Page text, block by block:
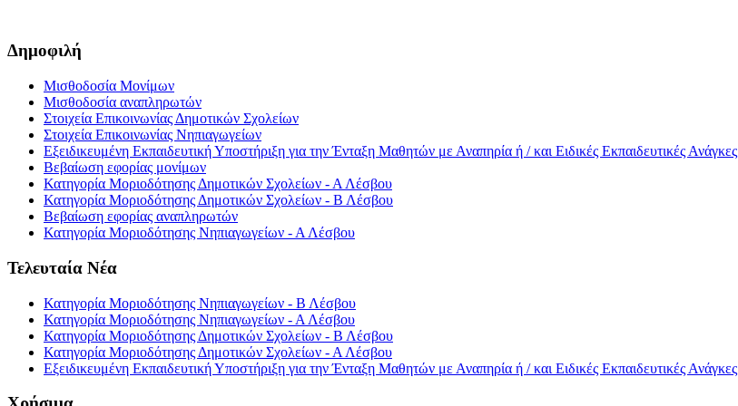
Δημοφιλή
Μισθοδοσία Μονίμων
Μισθοδοσία αναπληρωτών
Στοιχεία Επικοινωνίας Δημοτικών Σχολείων
Στοιχεία Επικοινωνίας Νηπιαγωγείων
Εξειδικευμένη Εκπαιδευτική Υποστήριξη για την Ένταξη Μαθητών με Αναπηρία ή / και Eιδικές Εκπαιδευτικές Ανάγκες
Βεβαίωση εφορίας μονίμων
Κατηγορία Μοριοδότησης Δημοτικών Σχολείων - Α Λέσβου
Κατηγορία Μοριοδότησης Δημοτικών Σχολείων - Β Λέσβου
Βεβαίωση εφορίας αναπληρωτών
Κατηγορία Μοριοδότησης Νηπιαγωγείων - Α Λέσβου
Τελευταία Νέα
Κατηγορία Μοριοδότησης Νηπιαγωγείων - Β Λέσβου
Κατηγορία Μοριοδότησης Νηπιαγωγείων - Α Λέσβου
Κατηγορία Μοριοδότησης Δημοτικών Σχολείων - Β Λέσβου
Κατηγορία Μοριοδότησης Δημοτικών Σχολείων - Α Λέσβου
Εξειδικευμένη Εκπαιδευτική Υποστήριξη για την Ένταξη Μαθητών με Αναπηρία ή / και Eιδικές Εκπαιδευτικές Ανάγκες